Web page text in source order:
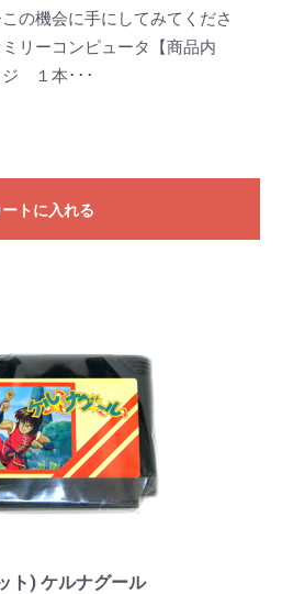
の機会に手にしてみてくださ
リーコンピュータ【商品内
ジ １本･･･
ートに入れる
ト) ケルナグール